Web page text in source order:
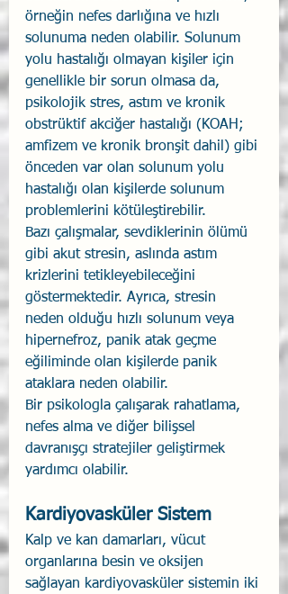
örneğin nefes darlığına ve hızlı
solunuma neden olabilir. Solunum
yolu hastalığı olmayan kişiler için
genellikle bir sorun olmasa da,
psikolojik stres, astım ve kronik
obstrüktif akciğer hastalığı (KOAH;
amfizem ve kronik bronşit dahil) gibi
önceden var olan solunum yolu
hastalığı olan kişilerde solunum
problemlerini kötüleştirebilir.
Bazı çalışmalar, sevdiklerinin ölümü
gibi akut stresin, aslında astım
krizlerini tetikleyebileceğini
göstermektedir. Ayrıca, stresin
neden olduğu hızlı solunum veya
hipernefroz, panik atak geçme
eğiliminde olan kişilerde panik
ataklara neden olabilir.
Bir psikologla çalışarak rahatlama,
nefes alma ve diğer bilişsel
davranışçı stratejiler geliştirmek
yardımcı olabilir.
Kardiyovasküler Sistem
Kalp ve kan damarları, vücut
organlarına besin ve oksijen
sağlayan kardiyovasküler sistemin iki